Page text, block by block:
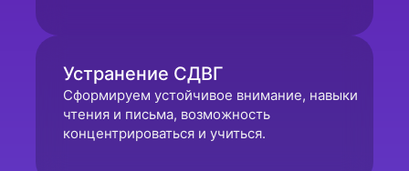
Устранение СДВГ
Сформируем устойчивое внимание, навыки
чтения и письма, возможность
концентрироваться и учиться.